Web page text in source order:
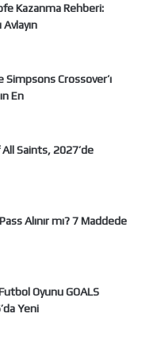
Kazanma Rehberi:
Avlayın
Simpsons Crossover’ı
En
All Saints, 2027’de
Alınır mı? 7 Maddede
Oyunu GOALS
Yeni